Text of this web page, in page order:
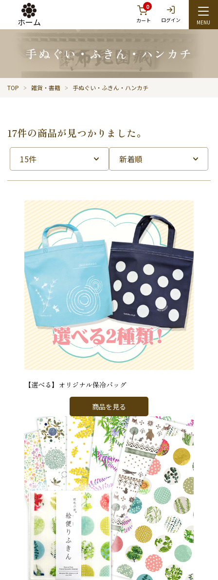
ホーム
0
カート ログイン
手ぬぐい・ふきん・ハンカチ
TOP 雑貨・書籍 手ぬぐい・ふきん・ハンカチ
17件の商品が見つかりました。
【選べる】オリジナル保冷バッグ
商品を見る